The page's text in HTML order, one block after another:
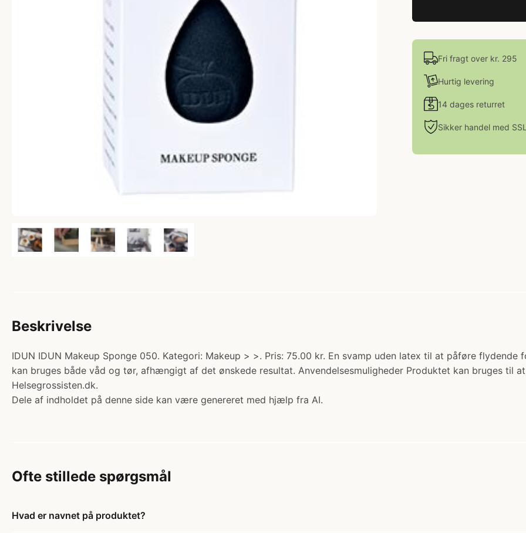
Fri fragt over kr. 295
Hurtig levering
14 dages returret
Sikker handel med
Beskrivelse
IDUN IDUN Makeup Sponge 050. Kategori: Makeup > >. Pris: 75.00 kr. En svamp uden latex til at påføre
kan bruges både våd og tør, afhængigt af det ønskede resultat. Anvendelsesmuligheder Produktet kan bruges til
Helsegrossisten.dk.
Dele af indholdet på denne side kan være genereret med hjælp fra AI.
Ofte stillede spørgsmål
Hvad er navnet på produktet?